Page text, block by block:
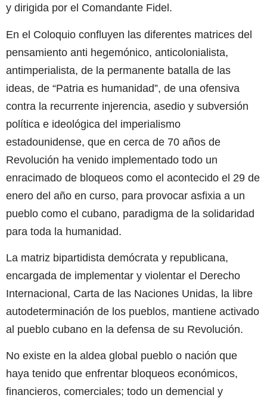
y dirigida por el Comandante Fidel.
En el Coloquio confluyen las diferentes matrices del
pensamiento anti hegemónico, anticolonialista,
antimperialista, de la permanente batalla de las
ideas, de “Patria es humanidad”, de una ofensiva
contra la recurrente injerencia, asedio y subversión
política e ideológica del imperialismo
estadounidense, que en cerca de 70 años de
Revolución ha venido implementado todo un
enracimado de bloqueos como el acontecido el 29 de
enero del año en curso, para provocar asfixia a un
pueblo como el cubano, paradigma de la solidaridad
para toda la humanidad.
La matriz bipartidista demócrata y republicana,
encargada de implementar y violentar el Derecho
Internacional, Carta de las Naciones Unidas, la libre
autodeterminación de los pueblos, mantiene activado
al pueblo cubano en la defensa de su Revolución.
No existe en la aldea global pueblo o nación que
haya tenido que enfrentar bloqueos económicos,
financieros, comerciales; todo un demencial y